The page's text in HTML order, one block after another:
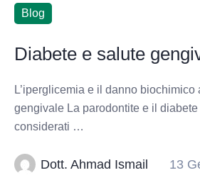
Blog
Diabete e salute
L’iperglicemia e il danno
gengivale La parodontite e il
considerati …
Dott. Ahmad Ismail 13